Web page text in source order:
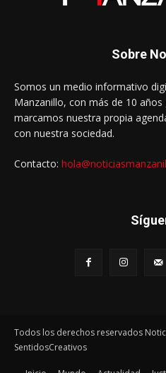
Sobre
Somos un medio informativo
Manzanillo, con más de 10
marcamos nuestra propia
con nuestra sociedad.
Contacto:
Todos los derechos reservados
SentidosCreativos